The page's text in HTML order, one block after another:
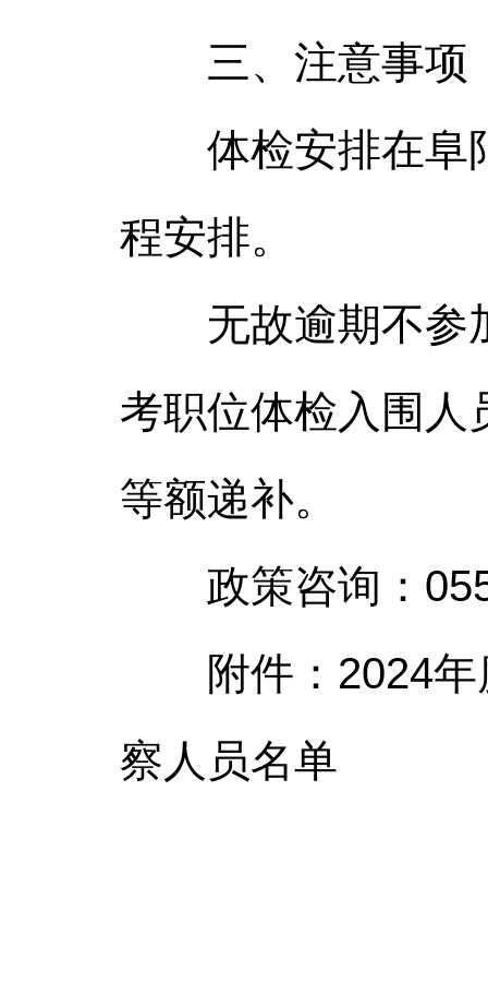
三、注意事项
体检安排在阜阳
程安排。
无故逾期不参加
考职位体检入围人
等额递补。
政策咨询：
附件：2024年
察人员名单